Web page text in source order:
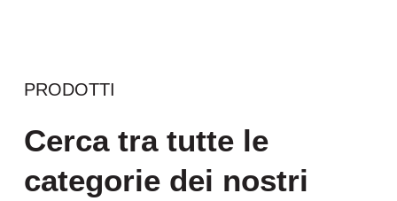
PRODOTTI
Cerca tra tutte le
categorie dei nostri